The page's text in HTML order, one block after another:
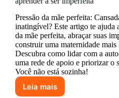
Pressão da mãe perfeita:
inatingível? Este artigo te ajuda
da mãe perfeita, abraçar suas
construir uma maternidade
Descubra como lidar com a
uma rede de apoio e priorizar o
Você não está sozinha!
Leia mais
Como